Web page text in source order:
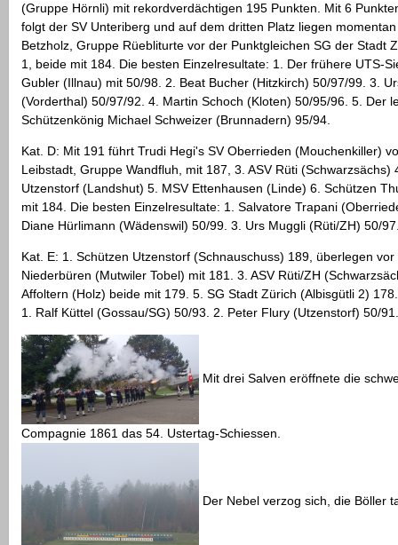
(Gruppe Hörnli) mit rekordverdächtigen 195 Punkten. Mit 6
folgt der SV Unteriberg und auf dem dritten Platz liegen
Betzholz, Gruppe Rüebliturte vor der Punktgleichen SG der Stadt
1, beide mit 184. Die besten Einzelresultate: 1. Der frühere UTS-
Gubler (Illnau) mit 50/98. 2. Beat Bucher (Hitzkirch) 50/97/99. 3.
(Vorderthal) 50/97/92. 4. Martin Schoch (Kloten) 50/95/96. 5. Der
Schützenkönig Michael Schweizer (Brunnadern) 95/94.
Kat. D: Mit 191 führt Trudi Hegi's SV Oberrieden (Mouchenkiller)
Leibstadt, Gruppe Wandfluh, mit 187, 3. ASV Rüti (Schwarzsächs)
Utzenstorf (Landshut) 5. MSV Ettenhausen (Linde) 6. Schützen
mit 184. Die besten Einzelresultate: 1. Salvatore Trapani
Diane Hürlimann (Wädenswil) 50/99. 3. Urs Muggli (Rüti/ZH) 50/
Kat. E: 1. Schützen Utzenstorf (Schnauschuss) 189, überlegen vor
Niederbüren (Mutwiler Tobel) mit 181. 3. ASV Rüti/ZH
Affoltern (Holz) beide mit 179. 5. SG Stadt Zürich (Albisgütli 2)
1. Ralf Küttel (Gossau/SG) 50/93. 2. Peter Flury (Utzenstorf) 50/91.
Mit drei Salven eröffnete die
Compagnie 1861 das 54. Ustertag-Schiessen.
Der Nebel verzog sich, die Böller